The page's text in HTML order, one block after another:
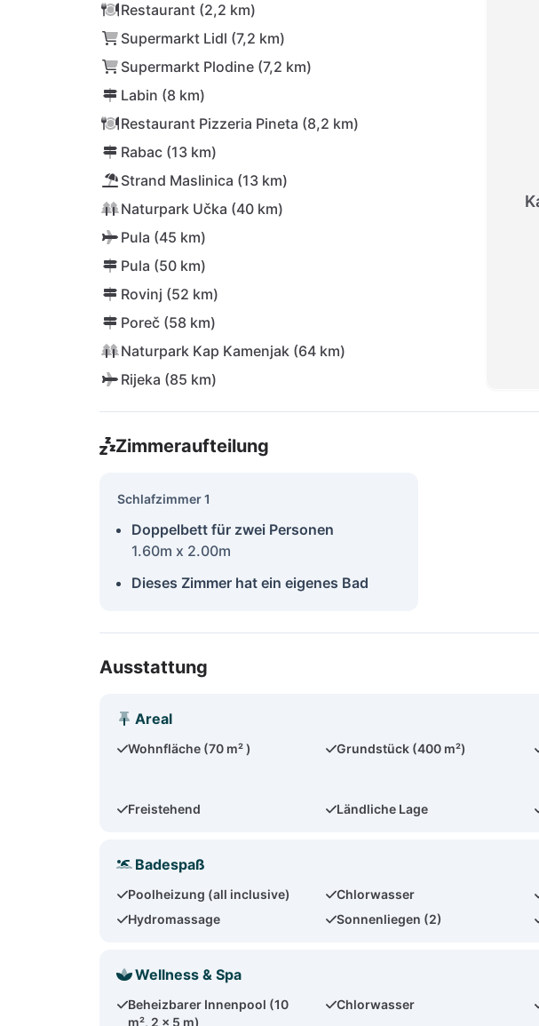
Restaurant (2,2 km)
Supermarkt Lidl (7,2 km)
Supermarkt Plodine (7,2 km)
Labin (8 km)
Restaurant Pizzeria Pineta (8,2 km)
Rabac (13 km)
Strand Maslinica (13 km)
Naturpark Učka (40 km)
Pula (45 km)
Pula (50 km)
Rovinj (52 km)
Poreč (58 km)
Naturpark Kap Kamenjak (64 km)
Rijeka (85 km)
Zimmeraufteilung
Schlafzimmer 1
Doppelbett für zwei Personen
1.60m x 2.00m
Dieses Zimmer hat ein eigenes Bad
Ausstattung
Areal
Wohnfläche (70 m² ) Grundstück (400 m²)
Freistehend
Ländliche Lage
Badespaß
Poolheizung (all inclusive) Chlorwasser
Hydromassage
Sonnenliegen (2)
Wellness & Spa
Beheizbarer Innenpool (10
m², 2 x 5 m)
Chlorwasser